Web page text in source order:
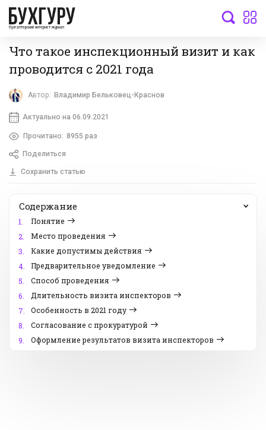
бухгалтерский интернет-журнал
Что такое инспекционный визит и как
проводится с 2021 года
Автор: Владимир Бельковец-Краснов
Актуально на 06.09.2021
Прочитано: 8955 раз
Поделиться
Сохранить статью
Содержание
1.
Понятие
2.
Место проведения
3.
Какие допустимы действия
4.
Предварительное уведомление
5.
Способ проведения
6.
Длительность визита инспекторов
7.
Особенность в 2021 году
8.
Согласование с прокуратурой
9.
Оформление результатов визита инспекторов